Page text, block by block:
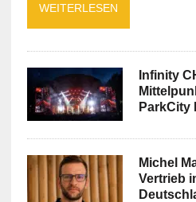
WEITERLESEN
Infinity
ParkCity
Michel
Vertrieb